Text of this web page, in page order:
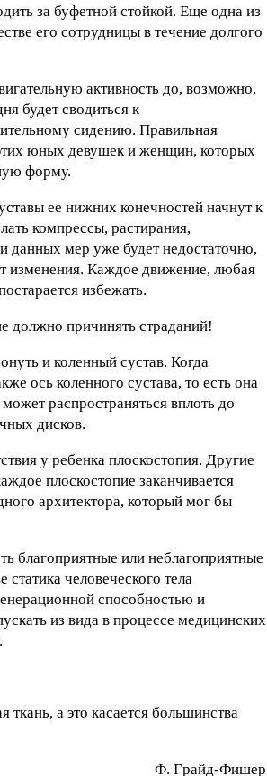
за буфетной стойкой. Еще одна из
его сотрудницы в течение долгого
активность до, возможно,
будет сводиться к
сидению. Правильная
юных девушек и женщин, которых
форму.
ее нижних конечностей начнут к
компрессы, растирания,
данных мер уже будет недостаточно,
изменения. Каждое движение, любая
избежать.
должно причинять страданий!
и коленный сустав. Когда
ось коленного сустава, то есть она
распространяться вплоть до
дисков.
у ребенка плоскостопия. Другие
плоскостопие заканчивается
архитектора, который мог бы
благоприятные или неблагоприятные
человеческого тела
способностью и
из вида в процессе медицинских
а это касается большинства
Ф. Гpaйд-Фишeр